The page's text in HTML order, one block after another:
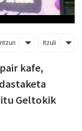
Itzuli
kafe,
Geltokik